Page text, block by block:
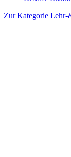
Zur Kategorie Lehr-